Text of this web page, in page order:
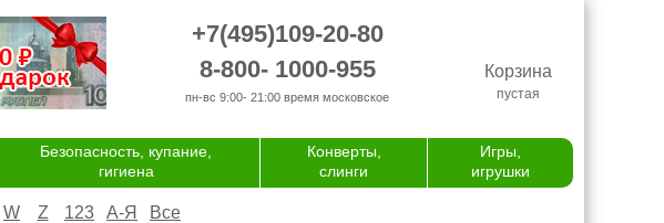
+7(495)109-20-80
8-800- 1000-955
пн-вс 9:00- 21:00 время московское
Корзина
пустая
Безопасность, купание,
гигиена
Конверты,
слинги
Игры,
игрушки
W Z 123 А-Я Все